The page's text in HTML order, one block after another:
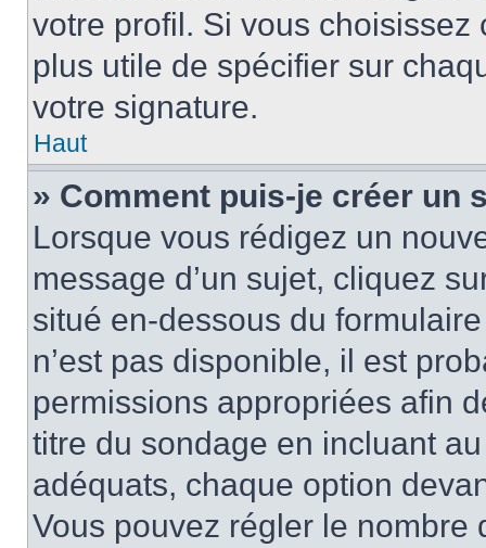
votre profil. Si vous
plus utile de spécifier sur
votre signature.
Haut
» Comment puis-je créer un
Lorsque vous rédigez un
message d’un sujet, cliquez
situé en-dessous du
n’est pas disponible, il est
permissions appropriées afin
titre du sondage en incluant
adéquats, chaque option
Vous pouvez régler le nombre